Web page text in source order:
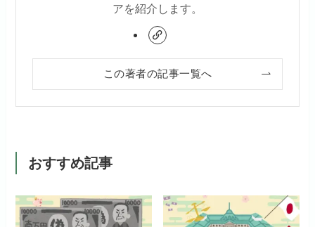
アを紹介します。
この著者の記事一覧へ
おすすめ記事